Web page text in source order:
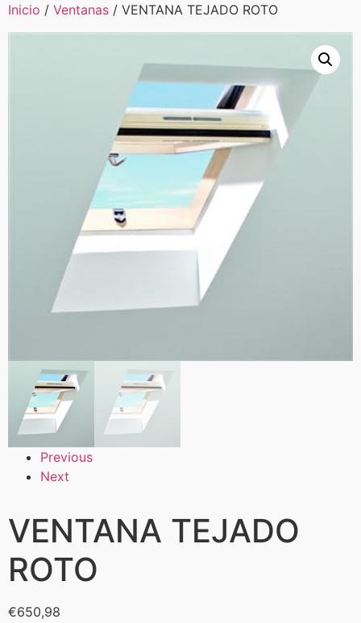
Inicio / Ventanas / VENTANA TEJADO ROTO
Previous
Next
VENTANA TEJADO
ROTO
€650,98